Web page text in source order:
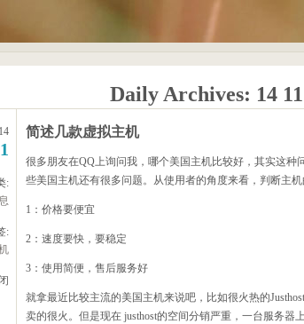
Daily Archives: 14
:
:
简述几款虚拟主机
很多朋友在QQ上询问我，哪个美国主机比较好，其实这
些美国主机还有很多问题。从使用者的角度来看，判断主机
1：价格要便宜
2：速度要快，要稳定
3：使用简便，售后服务好
就拿最近比较主流的美国主机来说吧，比如很火热的
卖的很火。但是现在 justhost的空间分销严重，一台服务器